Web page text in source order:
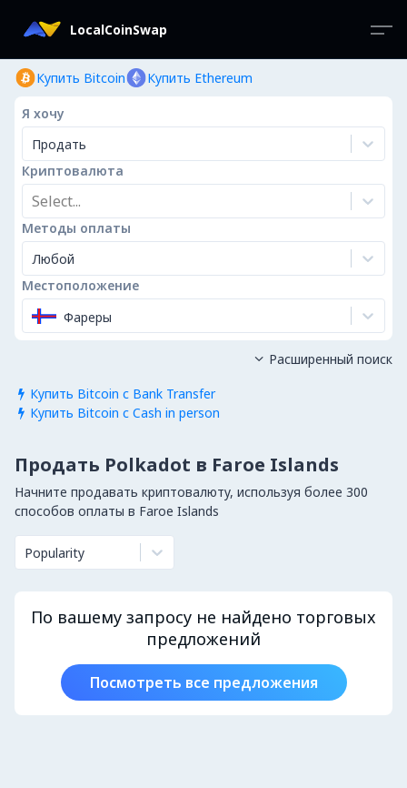
LocalCoinSwap
Купить Bitcoin Купить Ethereum
Я хочу
Продать
Криптовалюта
Select...
Методы оплаты
Любой
Местоположение
Фареры
 Купить Bitcoin с Bank Transfer
 Купить Bitcoin с Cash in person
 Расширенный поиск
Продать Polkadot в Faroe Islands
Начните продавать криптовалюту, используя более 300
способов оплаты в Faroe Islands
Popularity
По вашему запросу не найдено торговых
предложений
Посмотреть все предложения